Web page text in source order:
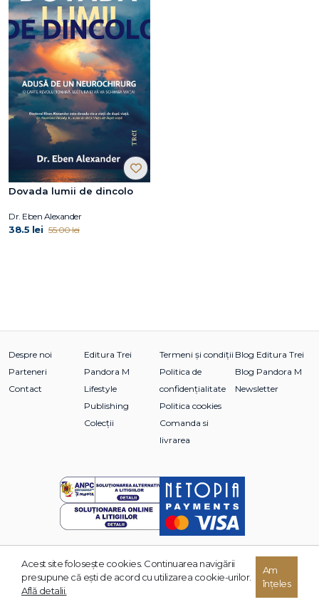
Dovada lumii de dincolo
Dr. Eben Alexander
38.5 lei 55.00 lei
Despre noi
Parteneri
Contact
Editura Trei
Pandora M
Lifestyle
Publishing
Colecții
Termeni și condiții
Politica de
confidențialitate
Politica cookies
Comanda si
livrarea
Blog Editura Trei
Blog Pandora M
Newsletter
© 2026 Grupul Editorial TREI. Toate drepturile rezervate.
Acest site foloseşte cookies. Continuarea navigării
presupune că eşti de acord cu utilizarea cookie-urilor.
Află detalii.
Am
înțeles